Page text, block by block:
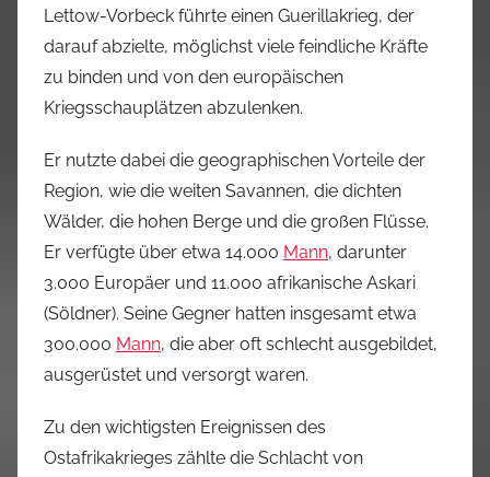
Lettow-Vorbeck führte einen Guerillakrieg, der
darauf abzielte, möglichst viele feindliche Kräfte
zu binden und von den europäischen
Kriegsschauplätzen abzulenken.
Er nutzte dabei die geographischen Vorteile der
Region, wie die weiten Savannen, die dichten
Wälder, die hohen Berge und die großen Flüsse.
Er verfügte über etwa 14.000 Mann, darunter
3.000 Europäer und 11.000 afrikanische Askari
(Söldner). Seine Gegner hatten insgesamt etwa
300.000 Mann, die aber oft schlecht ausgebildet,
ausgerüstet und versorgt waren.
Zu den wichtigsten Ereignissen des
Ostafrikakrieges zählte die Schlacht von